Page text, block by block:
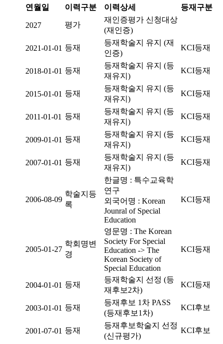
연월일
이력구분 이력상세 등재구분
2027 평가
재인증평가 신청대상
(재인증)
2021-01-01 등재
등재학술지 유지 (재
인증)
KCI등재
2018-01-01 등재
등재학술지 유지 (등
재유지)
KCI등재
2015-01-01 등재
등재학술지 유지 (등
재유지)
KCI등재
2011-01-01 등재
등재학술지 유지 (등
재유지)
KCI등재
2009-01-01 등재
등재학술지 유지 (등
재유지)
KCI등재
2007-01-01 등재
등재학술지 유지 (등
재유지)
KCI등재
2006-08-09
학술지등
록
한글명 : 특수교육학
연구
외국어명 : Korean
Jounral of Special
Education
KCI등재
2005-01-27
학회명변
경
영문명 : The Korean
Society For Special
Education -> The
Korean Society of
Special Education
KCI등재
2004-01-01 등재
등재학술지 선정 (등
재후보2차)
KCI등재
2003-01-01 등재
등재후보 1차 PASS
(등재후보1차)
KCI후보
2001-07-01 등재
등재후보학술지 선정
(신규평가)
KCI후보